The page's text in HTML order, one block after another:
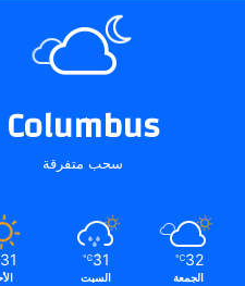
Columbus
سحب متفرقة
32
℃
الجمعة
31
℃
السبت
31